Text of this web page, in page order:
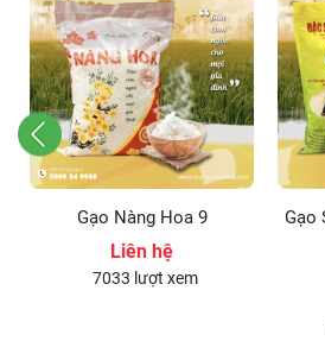
Gạo ST25 (Ông Cua) Chính
Hãng - Túi 5kg
220.000đ